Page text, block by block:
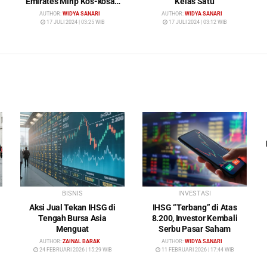
Mewah
AUTHOR: WIDYA SANARI
17 JULI 2024 | 03:25 WIB
AUTHOR: WIDYA SANARI
17 JULI 2024 | 03:12 WIB
BISNIS
Aksi Jual Tekan IHSG di
Tengah Bursa Asia
Menguat
AUTHOR: ZAINAL BARAK
24 FEBRUARI 2026 | 15:29 WIB
INVESTASI
IHSG “Terbang” di Atas
8.200, Investor Kembali
Serbu Pasar Saham
AUTHOR: WIDYA SANARI
11 FEBRUARI 2026 | 17:44 WIB